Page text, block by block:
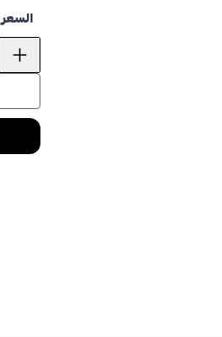
السعر
الجديدة واحصل على خصم على طلبك